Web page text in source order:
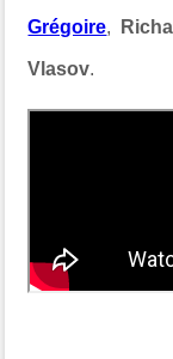
Grégoire,
Vlasov.